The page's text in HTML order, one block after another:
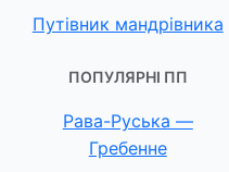
Путівник мандрівника
ПОПУЛЯРНІ ПП
Рава-Руська —
Гребенне